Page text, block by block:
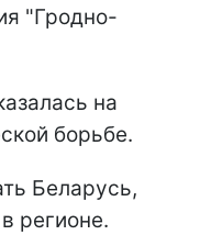
"Гродно-
на
борьбе.
Беларусь,
регионе.